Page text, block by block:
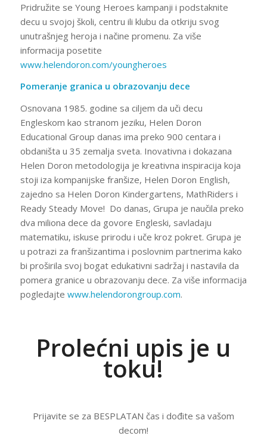
Pridružite se Young Heroes kampanji i podstaknite
decu u svojoj školi, centru ili klubu da otkriju svog
unutrašnjeg heroja i načine promenu. Za više
informacija posetite
www.helendoron.com/youngheroes
Pomeranje granica u obrazovanju dece
Osnovana 1985. godine sa ciljem da uči decu
Engleskom kao stranom jeziku, Helen Doron
Educational Group danas ima preko 900 centara i
obdaništa u 35 zemalja sveta. Inovativna i dokazana
Helen Doron metodologija je kreativna inspiracija koja
stoji iza kompanijske franšize, Helen Doron English,
zajedno sa Helen Doron Kindergartens, MathRiders i
Ready Steady Move! Do danas, Grupa je naučila preko
dva miliona dece da govore Engleski, savladaju
matematiku, iskuse prirodu i uče kroz pokret. Grupa je
u potrazi za franšizantima i poslovnim partnerima kako
bi proširila svoj bogat edukativni sadržaj i nastavila da
pomera granice u obrazovanju dece. Za više informacija
pogledajte www.helendorongroup.com.
Prolećni upis je u
toku!
Prijavite se za BESPLATAN čas i dođite sa vašom
decom!